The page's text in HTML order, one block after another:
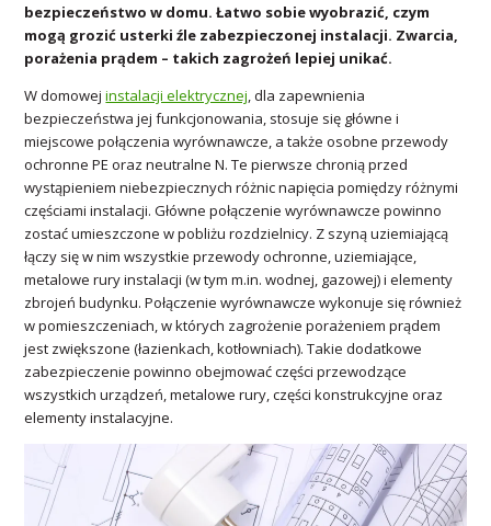
bezpieczeństwo w domu. Łatwo sobie wyobrazić, czym
mogą grozić usterki źle zabezpieczonej instalacji. Zwarcia,
porażenia prądem – takich zagrożeń lepiej unikać.
W domowejinstalacji elektrycznej, dla zapewnienia
bezpieczeństwa jej funkcjonowania, stosuje się główne i
miejscowe połączenia wyrównawcze, a także osobne przewody
ochronne PE oraz neutralne N. Te pierwsze chronią przed
wystąpieniem niebezpiecznych różnic napięcia pomiędzy różnymi
częściami instalacji. Główne połączenie wyrównawcze powinno
zostać umieszczone w pobliżu rozdzielnicy. Z szyną uziemiającą
łączy się w nim wszystkie przewody ochronne, uziemiające,
metalowe rury instalacji (w tym m.in. wodnej, gazowej) i elementy
zbrojeń budynku. Połączenie wyrównawcze wykonuje się również
w pomieszczeniach, w których zagrożenie porażeniem prądem
jest zwiększone (łazienkach, kotłowniach). Takie dodatkowe
zabezpieczenie powinno obejmować części przewodzące
wszystkich urządzeń, metalowe rury, części konstrukcyjne oraz
elementy instalacyjne.